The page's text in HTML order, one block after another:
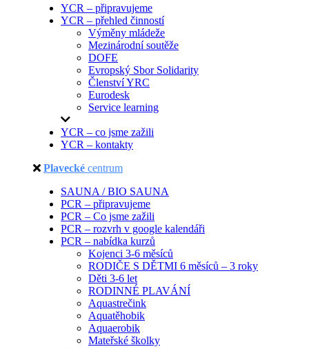
YCR – připravujeme
YCR – přehled činností
Výměny mládeže
Mezinárodní soutěže
DOFE
Evropský Sbor Solidarity
Členství YRC
Eurodesk
Service learning
YCR – co jsme zažili
YCR – kontakty
Plavecké centrum
SAUNA / BIO SAUNA
PCR – připravujeme
PCR – Co jsme zažili
PCR – rozvrh v google kalendáři
PCR – nabídka kurzů
Kojenci 3-6 měsíců
RODIČE S DĚTMI 6 měsíců – 3 roky
Děti 3-6 let
RODINNÉ PLAVÁNÍ
Aquastrečink
Aquatěhobik
Aquaerobik
Mateřské školky